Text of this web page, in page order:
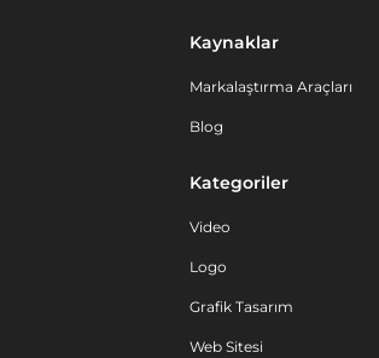
Kaynaklar
Markalaştırma Araçları
Blog
Kategoriler
Video
Logo
Grafik Tasarım
Web Sitesi